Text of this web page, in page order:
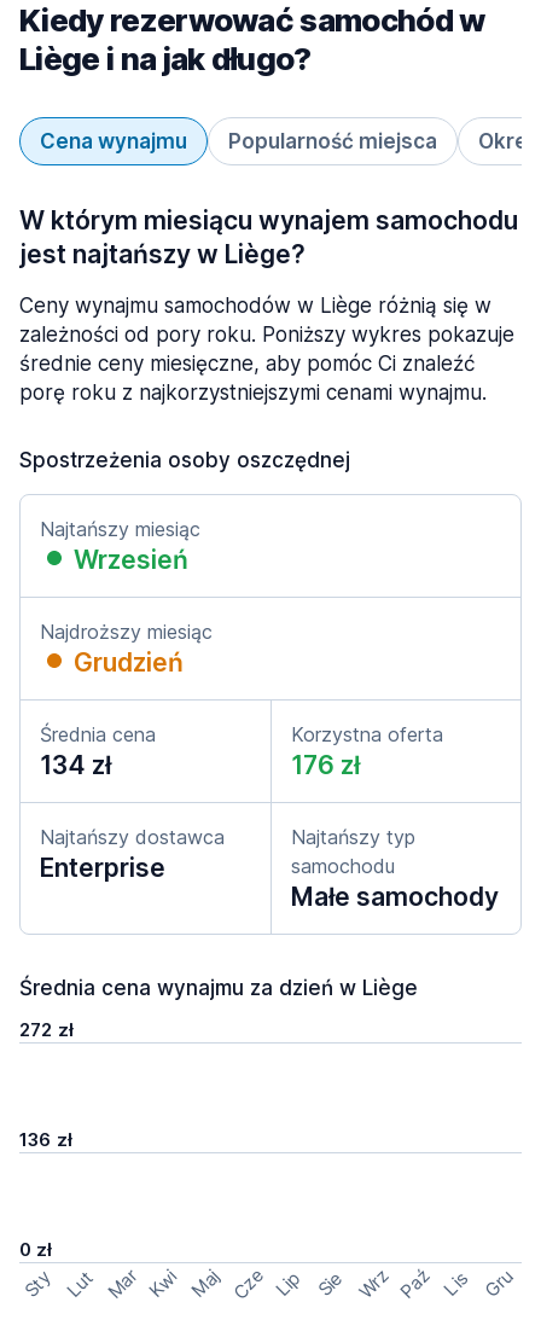
Kiedy rezerwować samochód w
Liège i na jak długo?
Cena wynajmu Popularność miejsca
W którym miesiącu wynajem samochodu
jest najtańszy w Liège?
Ceny wynajmu samochodów w Liège różnią się w
zależności od pory roku. Poniższy wykres pokazuje
średnie ceny miesięczne, aby pomóc Ci znaleźć
porę roku z najkorzystniejszymi cenami wynajmu.
Spostrzeżenia osoby oszczędnej
Najtańszy miesiąc
Wrzesień
Najdroższy miesiąc
Grudzień
Średnia cena
134 zł
Korzystna oferta
176 zł
Najtańszy dostawca
Enterprise
Najtańszy typ
samochodu
Małe samochody
Średnia cena wynajmu za dzień w Liège
272 zł
136 zł
0 zł
Sty Lut Mar Kwi Maj Cze Lip Sie Wrz Paź Lis Gru